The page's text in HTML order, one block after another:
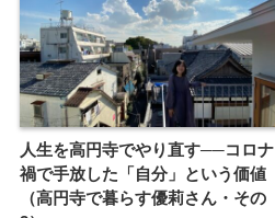
人生を高円寺でやり直す──コロナ
禍で手放した「自分」という価値
（高円寺で暮らす優莉さん・その